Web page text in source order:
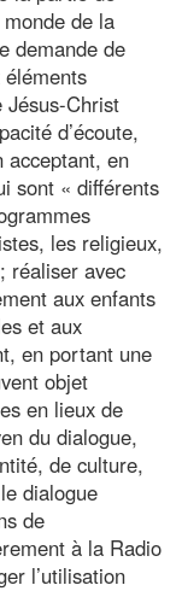
de la
demande de
Jésus-Christ
d’écoute,
acceptant, en
sont « différents
les religieux,
réaliser avec
aux enfants
et aux
en portant une
objet
en lieux de
du dialogue,
de culture,
dialogue
de
à la Radio
l’utilisation